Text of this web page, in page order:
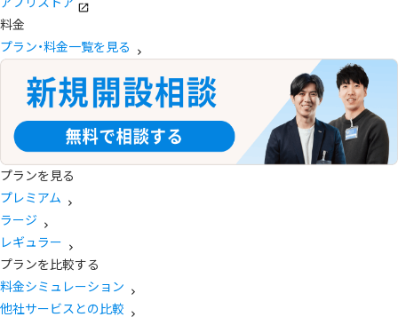
料金
プラン・料金一覧を見る
プランを見る
プレミアム
ラージ
レギュラー
プランを比較する
料金シミュレーション
他社サービスとの比較